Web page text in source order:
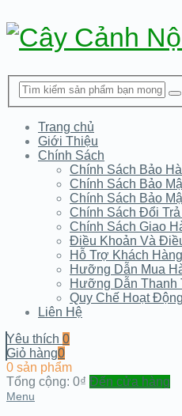
Trang chủ
Giới Thiệu
Chính Sách
Chính Sách Bảo
Chính Sách Bảo
Chính Sách Bảo
Chính Sách Đổi
Chính Sách Giao
Điều Khoản Và
Hỗ Trợ Khách Hàng
Hưỡng Dẫn Mua
Hưỡng Dẫn Thanh
Quy Chế Hoạt Động
Liên Hệ
Yêu thích 0
Giỏ hàng0
0 sản phẩm
Tổng cộng: 0₫ Đến cửa hàng
Menu